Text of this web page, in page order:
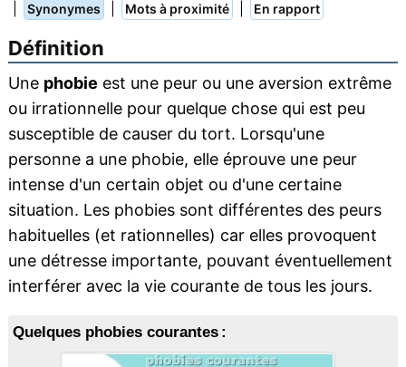
Synonymes Mots à proximité En rapport
Définition
Une phobie est une peur ou une aversion extrême
ou irrationnelle pour quelque chose qui est peu
susceptible de causer du tort. Lorsqu'une
personne a une phobie, elle éprouve une peur
intense d'un certain objet ou d'une certaine
situation. Les phobies sont différentes des peurs
habituelles (et rationnelles) car elles provoquent
une détresse importante, pouvant éventuellement
interférer avec la vie courante de tous les jours.
Quelques phobies courantes :